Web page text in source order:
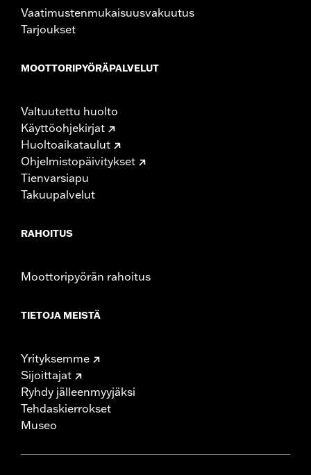
Vaatimustenmukaisuusvakuutus
Tarjoukset
MOOTTORIPYÖRÄPALVELUT
Valtuutettu huolto
Käyttöohjekirjat
Huoltoaikataulut
Ohjelmistopäivitykset
Tienvarsiapu
Takuupalvelut
RAHOITUS
Moottoripyörän rahoitus
TIETOJA MEISTÄ
Yrityksemme
Sijoittajat
Ryhdy jälleenmyyjäksi
Tehdaskierrokset
Museo